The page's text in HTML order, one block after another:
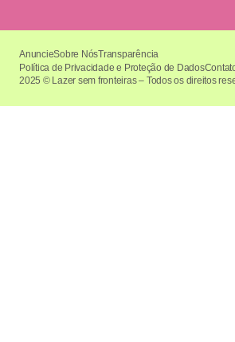
2025 © Lazer sem fronteiras – Todos os direitos
AnuncieSobre NósTransparência
Política de Privacidade e Proteção de Dados